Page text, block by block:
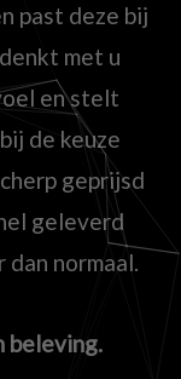
past deze bij
met u
en stelt
de keuze
geprijsd
geleverd
normaal.
beleving.